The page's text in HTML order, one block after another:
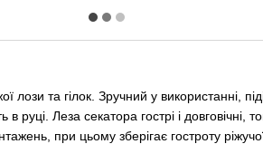
та гілок. Зручний у використанні,
руці. Леза секатора гострі і
при цьому зберігає гостроту